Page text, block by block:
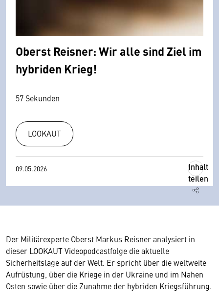
Oberst Reisner: Wir alle sind Ziel im
hybriden Krieg!
57 Sekunden
LOOKAUT
09.05.2026
Inhalt
teilen
Der Militärexperte Oberst Markus Reisner analysiert in
dieser LOOKAUT Videopodcastfolge die aktuelle
Sicherheitslage auf der Welt. Er spricht über die weltweite
Aufrüstung, über die Kriege in der Ukraine und im Nahen
Osten sowie über die Zunahme der hybriden Kriegsführung.